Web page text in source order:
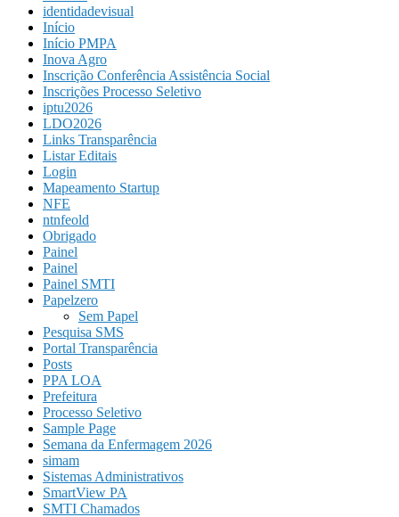
identidadevisual
Início
Início PMPA
Inova Agro
Inscrição Conferência Assistência Social
Inscrições Processo Seletivo
iptu2026
LDO2026
Links Transparência
Listar Editais
Login
Mapeamento Startup
NFE
ntnfeold
Obrigado
Painel
Painel
Painel SMTI
Papelzero
Sem Papel
Pesquisa SMS
Portal Transparência
Posts
PPA LOA
Prefeitura
Processo Seletivo
Sample Page
Semana da Enfermagem 2026
simam
Sistemas Administrativos
SmartView PA
SMTI Chamados